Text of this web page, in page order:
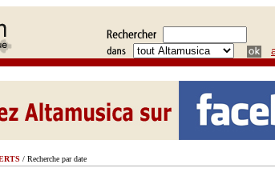
/ Recherche par date